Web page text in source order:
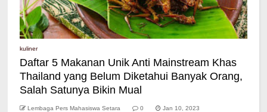
kuliner
Daftar 5 Makanan Unik Anti Mainstream Khas
Thailand yang Belum Diketahui Banyak Orang,
Salah Satunya Bikin Mual
Lembaga Pers Mahasiswa Setara 0 Jan 10, 2023